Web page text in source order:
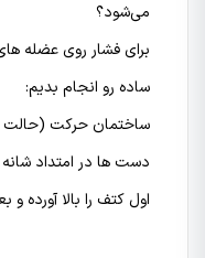
می‌شود؟
برای فشار روی عضله
ساده رو انجام بدیم:
ساختمان حرکت (حالت
دست ها در امتداد شانه
اول کتف را بالا آورده